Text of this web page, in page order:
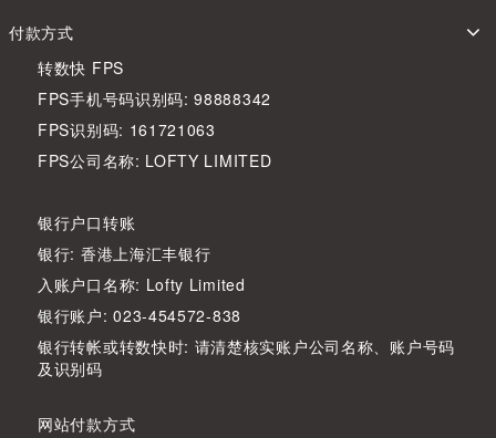
付款方式
转数快 FPS
FPS手机号码识别码: 98888342
FPS识别码: 161721063
FPS公司名称: LOFTY LIMITED
银行户口转账
银行: 香港上海汇丰银行
入账户口名称: Lofty Limited
银行账户: 023-454572-838
银行转帐或转数快时: 请清楚核实账户公司名称、账户号码
及识别码
网站付款方式